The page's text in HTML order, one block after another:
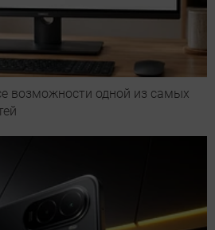
возможности одной из самых